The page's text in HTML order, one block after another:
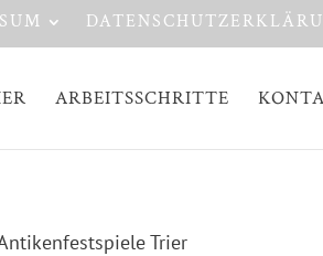
ARBEITSSCHRITTE
Trier